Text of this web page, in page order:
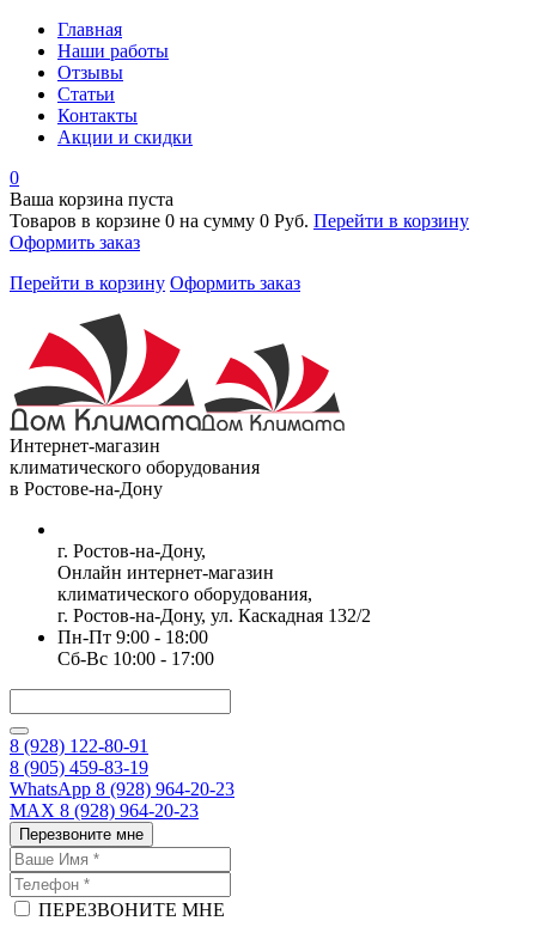
Главная
Наши работы
Отзывы
Статьи
Контакты
Акции и скидки
0
Ваша корзина пуста
Товаров в корзине 0 на сумму 0 Руб. Перейти в корзину
Оформить заказ
Перейти в корзину Оформить заказ
Интернет-магазин
климатического оборудования
в Ростове-на-Дону
г. Ростов-на-Дону,
Онлайн интернет-магазин
климатического оборудования,
г. Ростов-на-Дону, ул. Каскадная 132/2
Пн-Пт 9:00 - 18:00
Сб-Вс 10:00 - 17:00
8 (928) 122-80-91
8 (905) 459-83-19
WhatsApp 8 (928) 964-20-23
MAX 8 (928) 964-20-23
Перезвоните мне
ПЕРЕЗВОНИТЕ МНЕ